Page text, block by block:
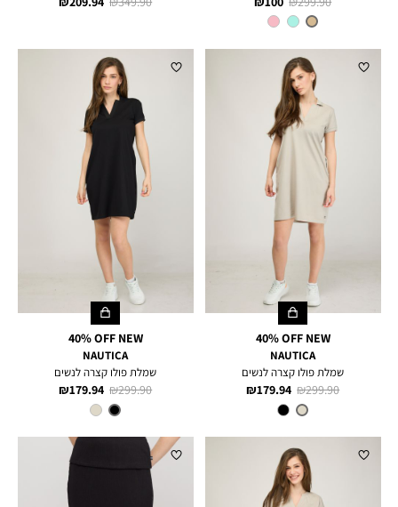
מוצר
רגיל
צבע
TUSCANY
TAN
40% OFF NEW
NAUTICA
שמלת פולו קצרה לנשים
מחיר
מוצר
179.94 ₪
מחיר
299.90 ₪
צבע
TAUPE
40% OFF NEW
NAUTICA
שמלת פולו קצרה לנשים
מחיר
מוצר
179.94 ₪
מחיר
299.90 ₪
צבע
BLACK